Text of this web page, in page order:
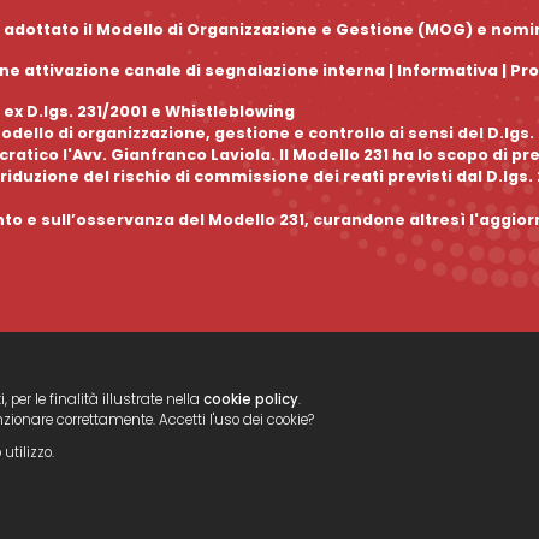
il Modello di Organizzazione e Gestione (MOG) e
attivazione canale di segnalazione interna | Informativa |
D.lgs. 231/2001 e Whistleblowing
di organizzazione, gestione e controllo ai sensi del D.lgs.
l'Avv. Gianfranco Laviola. Il Modello 231 ha lo scopo di
del rischio di commissione dei reati previsti dal D.lgs.
e sull’osservanza del Modello 231, curandone altresì
per le finalità illustrate nellacookie policy.
correttamente. Accetti l'uso dei cookie?